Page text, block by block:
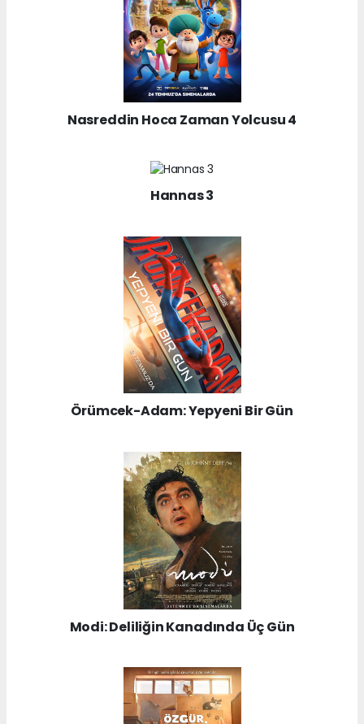
Nasreddin Hoca Zaman Yolcusu 4
Hannas 3
Örümcek-Adam: Yepyeni Bir Gün
Modi: Deliliğin Kanadında Üç Gün